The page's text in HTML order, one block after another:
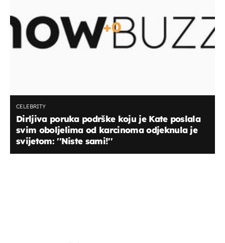
+0
CELEBRITY
Dirljiva poruka podrške koju je Kate poslala
svim oboljelima od karcinoma odjeknula je
svijetom: ''Niste sami!''